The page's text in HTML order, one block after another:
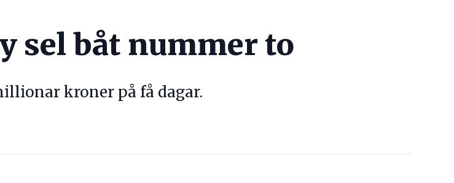
sel båt nummer to
kroner på få dagar.